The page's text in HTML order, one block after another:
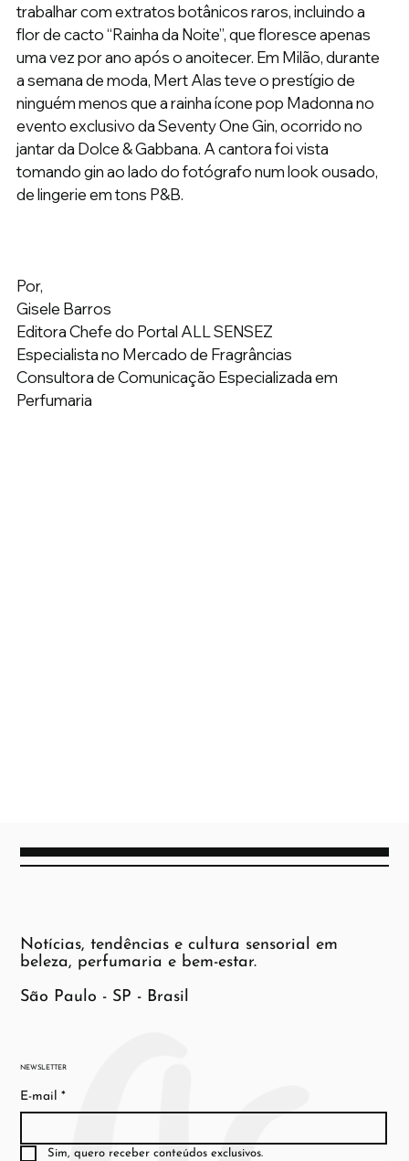
trabalhar com extratos botânicos raros, incluindo a
flor de cacto “Rainha da Noite”, que floresce apenas
uma vez por ano após o anoitecer. Em Milão, durante
a semana de moda, Mert Alas teve o prestígio de
ninguém menos que a rainha ícone pop Madonna no
evento exclusivo da Seventy One Gin, ocorrido no
jantar da Dolce & Gabbana. A cantora foi vista
tomando gin ao lado do fotógrafo num look ousado,
de lingerie em tons P&B.
Por,
Gisele Barros
Editora Chefe do Portal ALL SENSEZ
Especialista no Mercado de Fragrâncias
Consultora de Comunicação Especializada em
Perfumaria
NEWSLETTER
E-mail *
Sim, quero receber conteúdos exclusivos.
Notícias, tendências e cultura sensorial em
beleza, perfumaria e bem-estar.
São Paulo - SP - Brasil